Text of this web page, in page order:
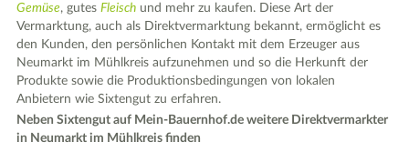
Gemüse, gutesFleisch und mehr zu kaufen. Diese Art der
Vermarktung, auch als Direktvermarktung bekannt, ermöglicht es
den Kunden, den persönlichen Kontakt mit dem Erzeuger aus
Neumarkt im Mühlkreis aufzunehmen und so die Herkunft der
Produkte sowie die Produktionsbedingungen von lokalen
Anbietern wie Sixtengut zu erfahren.
Neben Sixtengut auf Mein-Bauernhof.de weitere Direktvermarkter
in Neumarkt im Mühlkreis finden